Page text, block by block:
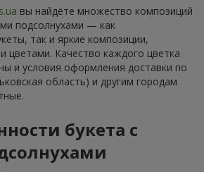
вы найдёте множество композиций
подсолнухами — как
так и яркие композиции,
цветами. Качество каждого цветка
и условия оформления доставки по
область) и другим городам
букета с